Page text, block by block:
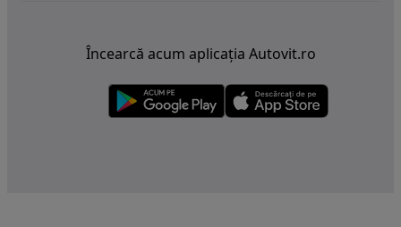
Încearcă acum aplicația Autovit.ro